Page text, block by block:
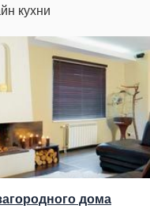
кухни
дома